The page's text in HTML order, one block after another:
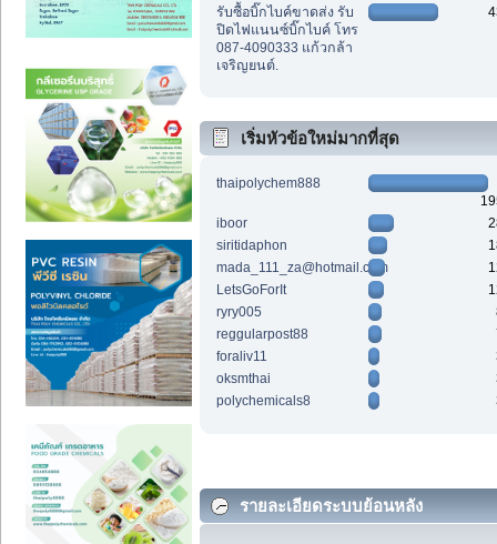
รับซื้อบิ๊กไบค์ขาดส่ง รับ
ปิดไฟแนนซ์บิ๊กไบค์ โทร
087-4090333 แก้วกล้า
เจริญยนต์.
เริ่มหัวข้อใหม่มากที่สุด
thaipolychem888
iboor
siritidaphon
mada_111_za@hotmail.com
LetsGoForIt
ryry005
reggularpost88
foraliv11
oksmthai
polychemicals8
รายละเอียดระบบย้อนหลัง